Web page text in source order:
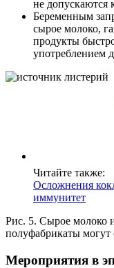
не допускаются
Беременным
сырое молоко,
продукты
употреблением
Читайте также:
Осложнения
иммунитет
Рис. 5. Сырое молоко
полуфабрикаты могут
Мероприятия в